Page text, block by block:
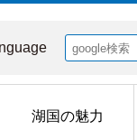
湖国の魅力